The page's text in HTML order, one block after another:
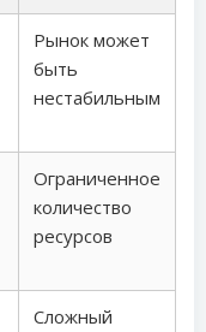
Рынок может
быть
нестабильным
Ограниченное
количество
ресурсов
Сложный